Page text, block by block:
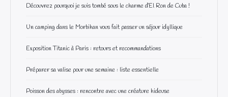
Découvrez pourquoi je suis tombé sous le charme d’El Ron de Cuba !
Un camping dans le Morbihan vous fait passer un séjour idyllique
Exposition Titanic à Paris : retours et recommandations
Préparer sa valise pour une semaine : liste essentielle
Poisson des abysses : rencontre avec une créature hideuse